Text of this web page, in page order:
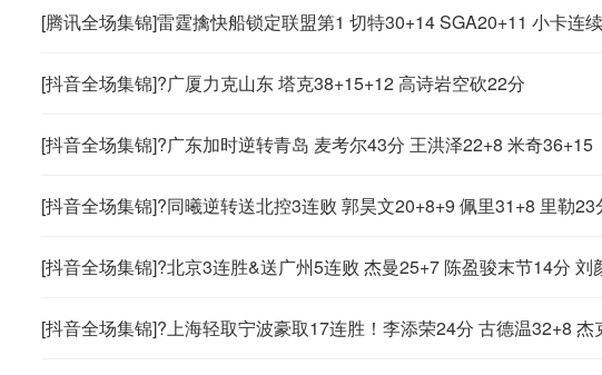
[腾讯全场集锦]雷霆擒快船锁定联盟第1 切特30+14 SGA20+11 小卡连
[抖音全场集锦]?广厦力克山东 塔克38+15+12 高诗岩空砍22分
[抖音全场集锦]?广东加时逆转青岛 麦考尔43分 王洪泽22+8 米奇36+15
[抖音全场集锦]?同曦逆转送北控3连败 郭昊文20+8+9 佩里31+8 里勒23
[抖音全场集锦]?北京3连胜&送广州5连败 杰曼25+7 陈盈骏末节14分 刘
[抖音全场集锦]?上海轻取宁波豪取17连胜！李添荣24分 古德温32+8 杰